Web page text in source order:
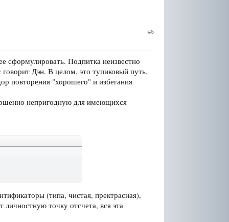
#6
сформулировать. Подпитка неизвестно
Дэн. В целом, это тупиковый путь,
повторения "хорошего" и избегания
непригодную для имеющихся
(типа, чистая, пректрасная),
точку отсчета, вся эта